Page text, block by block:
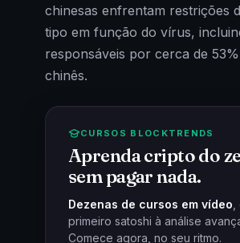
chinesas enfrentam restrições
tipo em função do vírus,
responsáveis por cerca de
chinês.
CURSOS BLOCKTRENDS
Aprenda cripto do
sem pagar nada.
Dezenas de cursos em vídeo
primeiro satoshi à análise
Comece agora, no seu ritmo.